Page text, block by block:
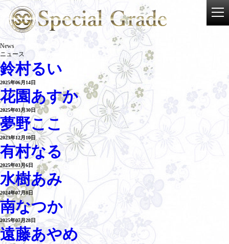
News
ニュース
鈴村るい
2025年06月14日
花園あすか
2025年03月30日
夢野ここ
2023年12月10日
有村なる
2025年03月6日
水樹あみ
2024年07月8日
南なつか
2025年07月28日
遠藤あやめ